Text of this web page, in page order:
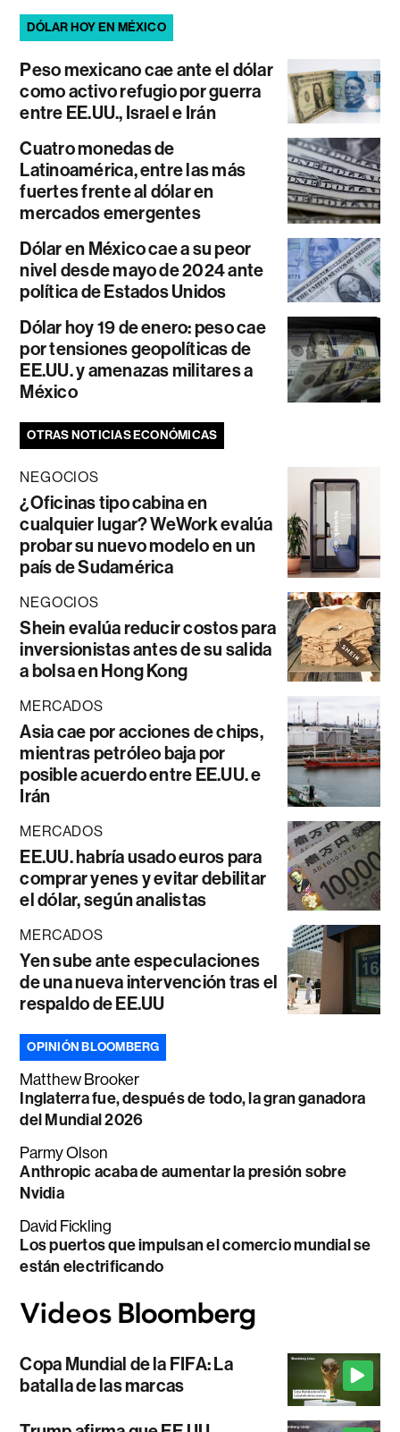
DÓLAR HOY EN MÉXICO
Peso mexicano cae ante el dólar
como activo refugio por guerra
entre EE.UU., Israel e Irán
Cuatro monedas de
Latinoamérica, entre las más
fuertes frente al dólar en
mercados emergentes
Dólar en México cae a su peor
nivel desde mayo de 2024 ante
política de Estados Unidos
Dólar hoy 19 de enero: peso cae
por tensiones geopolíticas de
EE.UU. y amenazas militares a
México
OTRAS NOTICIAS ECONÓMICAS
NEGOCIOS
¿Oficinas tipo cabina en
cualquier lugar? WeWork evalúa
probar su nuevo modelo en un
país de Sudamérica
NEGOCIOS
Shein evalúa reducir costos para
inversionistas antes de su salida
a bolsa en Hong Kong
MERCADOS
Asia cae por acciones de chips,
mientras petróleo baja por
posible acuerdo entre EE.UU. e
Irán
MERCADOS
EE.UU. habría usado euros para
comprar yenes y evitar debilitar
el dólar, según analistas
MERCADOS
Yen sube ante especulaciones
de una nueva intervención tras el
respaldo de EE.UU
OPINIÓN BLOOMBERG
Matthew Brooker
Inglaterra fue, después de todo, la gran ganadora
del Mundial 2026
Parmy Olson
Anthropic acaba de aumentar la presión sobre
Nvidia
David Fickling
Los puertos que impulsan el comercio mundial se
están electrificando
Copa Mundial de la FIFA: La
batalla de las marcas